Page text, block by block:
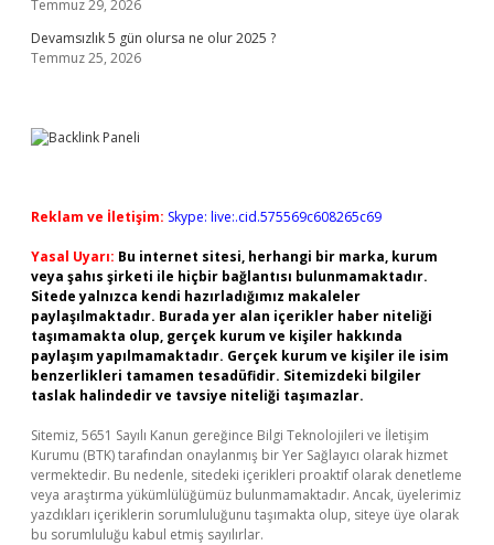
Temmuz 29, 2026
Devamsızlık 5 gün olursa ne olur 2025 ?
Temmuz 25, 2026
Reklam ve İletişim: Skype: live:.cid.575569c608265c69
Yasal Uyarı: Bu internet sitesi, herhangi bir marka, kurum
veya şahıs şirketi ile hiçbir bağlantısı bulunmamaktadır.
Sitede yalnızca kendi hazırladığımız makaleler
paylaşılmaktadır. Burada yer alan içerikler haber niteliği
taşımamakta olup, gerçek kurum ve kişiler hakkında
paylaşım yapılmamaktadır. Gerçek kurum ve kişiler ile isim
benzerlikleri tamamen tesadüfidir. Sitemizdeki bilgiler
taslak halindedir ve tavsiye niteliği taşımazlar.
Sitemiz, 5651 Sayılı Kanun gereğince Bilgi Teknolojileri ve İletişim
Kurumu (BTK) tarafından onaylanmış bir Yer Sağlayıcı olarak hizmet
vermektedir. Bu nedenle, sitedeki içerikleri proaktif olarak denetleme
veya araştırma yükümlülüğümüz bulunmamaktadır. Ancak, üyelerimiz
yazdıkları içeriklerin sorumluluğunu taşımakta olup, siteye üye olarak
bu sorumluluğu kabul etmiş sayılırlar.